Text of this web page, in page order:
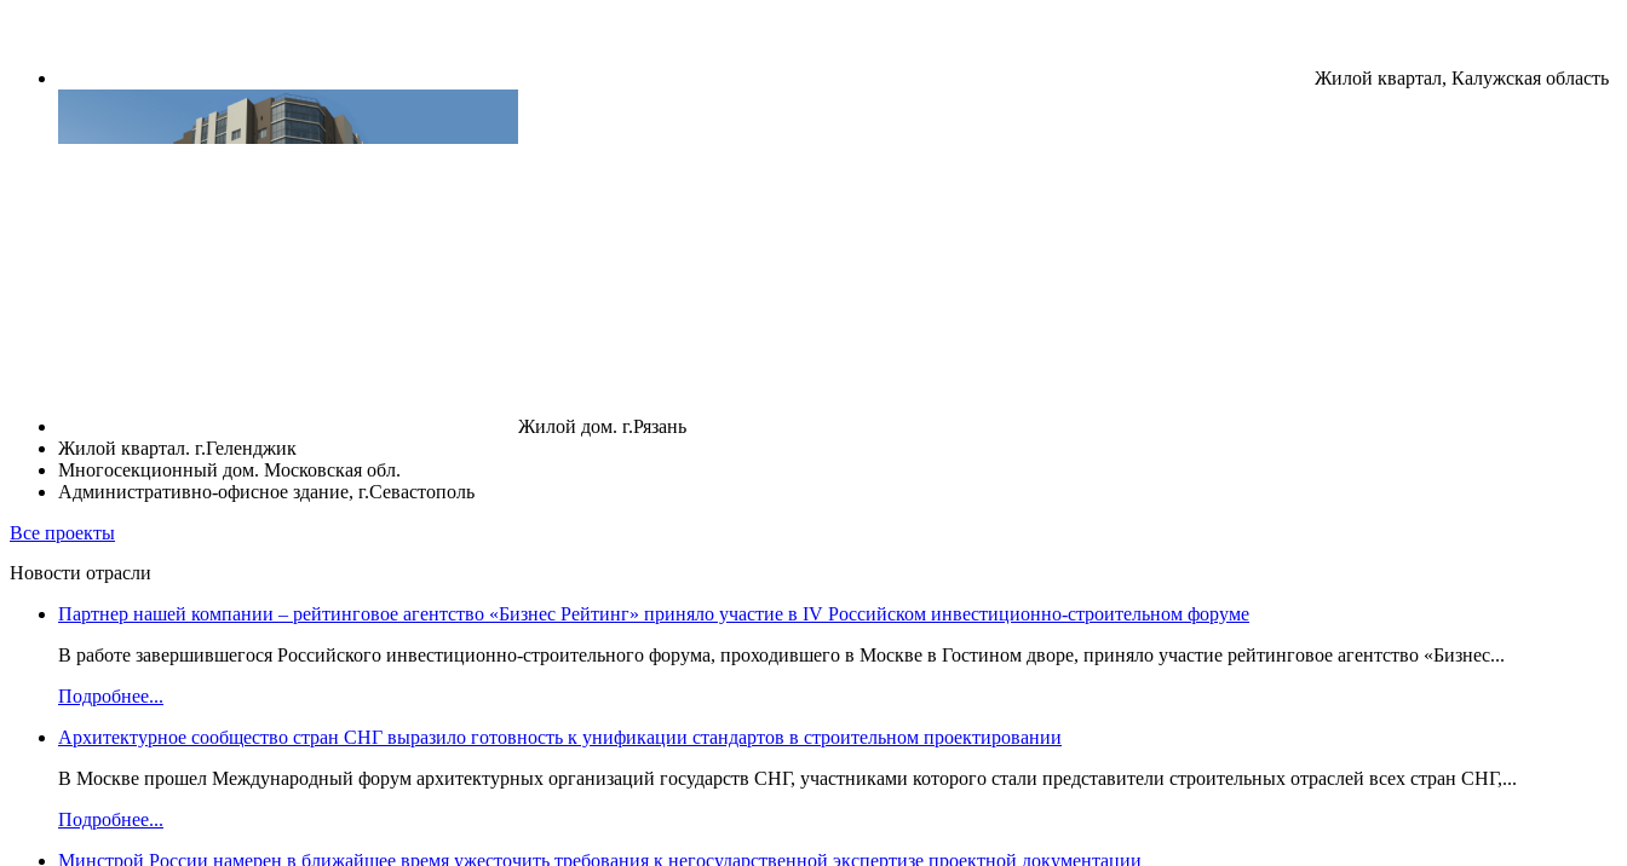
Жилой квартал, Калужская область
Жилой дом. г.Рязань
Жилой квартал. г.Геленджик
Многосекционный дом. Московская обл.
Административно-офисное здание, г.Севастополь
Все проекты
Новости отрасли
Партнер нашей компании – рейтинговое агентство «Бизнес Рейтинг» приняло участие в IV Российском инвестиционно-строительном форуме
В работе завершившегося Российского инвестиционно-строительного форума, проходившего в Москве в Гостином дворе, приняло участие рейтинговое агентство «Бизнес...
Подробнее...
Архитектурное сообщество стран СНГ выразило готовность к унификации стандартов в строительном проектировании
В Москве прошел Международный форум архитектурных организаций государств СНГ, участниками которого стали представители строительных отраслей всех стран СНГ,...
Подробнее...
Минстрой России намерен в ближайшее время ужесточить требования к негосударственной экспертизе проектной документации